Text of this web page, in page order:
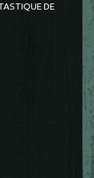
DE